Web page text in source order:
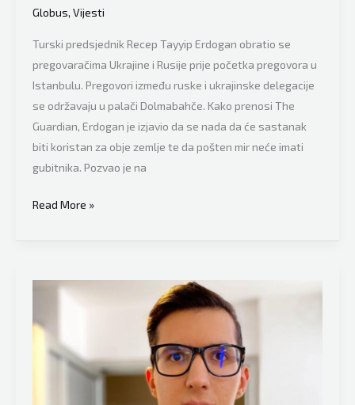
Globus, Vijesti
Turski predsjednik Recep Tayyip Erdogan obratio se
pregovaračima Ukrajine i Rusije prije početka pregovora u
Istanbulu. Pregovori između ruske i ukrajinske delegacije
se održavaju u palači Dolmabahče. Kako prenosi The
Guardian, Erdogan je izjavio da se nada da će sastanak
biti koristan za obje zemlje te da pošten mir neće imati
gubitnika. Pozvao je na
Recep
Erdogan
obratio
i
ukrajinskim
pregovaračima
Read More »